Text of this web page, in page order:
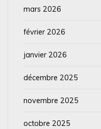
mars 2026
février 2026
janvier 2026
décembre 2025
novembre 2025
octobre 2025